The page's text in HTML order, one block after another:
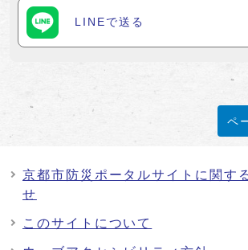
LINEで送る
ペ
京都市防災ポータルサイトに関す
せ
このサイトについて